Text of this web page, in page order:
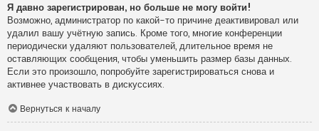
Я давно зарегистрирован, но больше не могу войти!
Возможно, администратор по какой-то причине деактивировал или
удалил вашу учётную запись. Кроме того, многие конференции
периодически удаляют пользователей, длительное время не
оставляющих сообщения, чтобы уменьшить размер базы данных.
Если это произошло, попробуйте зарегистрироваться снова и
активнее участвовать в дискуссиях.
Вернуться к началу